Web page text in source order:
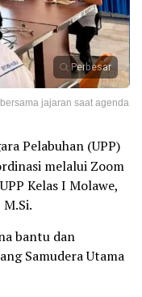
Perbesar
jajaran saat agenda
Pelabuhan (UPP)
melalui Zoom
Kelas I Molawe,
bantu dan
Samudera Utama